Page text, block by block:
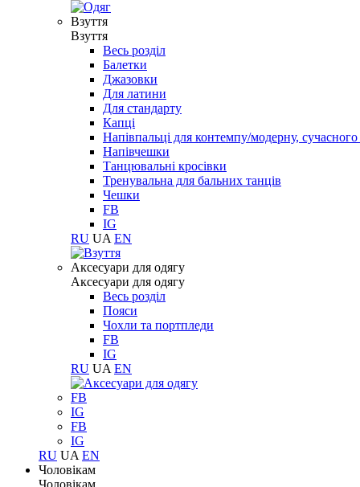
Взуття
Взуття
Весь розділ
Балетки
Джазовки
Для латини
Для стандарту
Капці
Напівпальці для контемпу/модерну,
Напівчешки
Танцювальні кросівки
Тренувальна для бальних танців
Чешки
FB
IG
RU UA EN
Aксесуари для одягу
Aксесуари для одягу
Весь розділ
Пояси
Чохли та портпледи
FB
IG
RU UA EN
FB
IG
FB
IG
RU UA EN
Чоловікам
Чоловікам